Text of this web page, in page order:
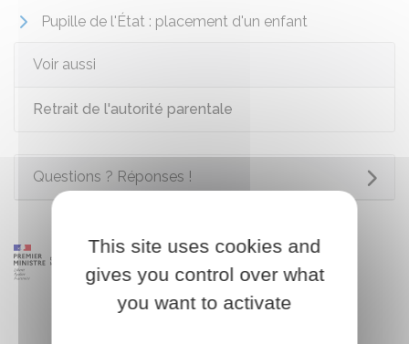
Pupille de l'État : placement d'un enfant
Voir aussi
Retrait de l'autorité parentale
Questions ? Réponses !
This site uses cookies and
gives you control over what
you want to activate